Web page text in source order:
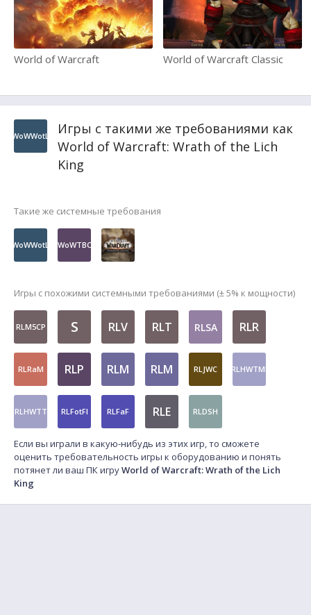
World of Warcraft World of Warcraft Classic
WoWWotL
Игры с такими же требованиями как
World of Warcraft: Wrath of the Lich
King
Такие же системные требования
WoWWotL WoWTBC
Игры с похожими системными требованиями (± 5% к мощности)
RLM5CP S RLV RLT RLSA RLR
RLRaM RLP RLM RLM RLJWC RLHWTMI
RLHWTT RLFotFI RLFaF RLE RLDSH
Если вы играли в какую-нибудь из этих игр, то сможете
оценить требовательность игры к оборудованию и понять
потянет ли ваш ПК игруWorld of Warcraft: Wrath of the Lich
King